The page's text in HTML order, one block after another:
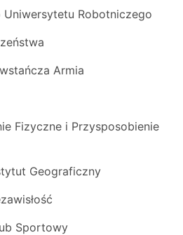
Uniwersytetu Robotniczego
Armia
Fizyczne i Przysposobienie
Geograficzny
Sportowy